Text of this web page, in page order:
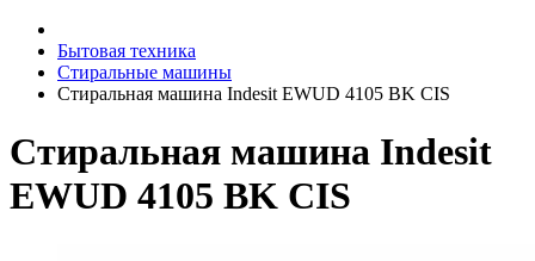
Бытовая техника
Стиральные машины
Стиральная машина Indesit EWUD 4105 BK CIS
Стиральная машина Indesit
EWUD 4105 BK CIS